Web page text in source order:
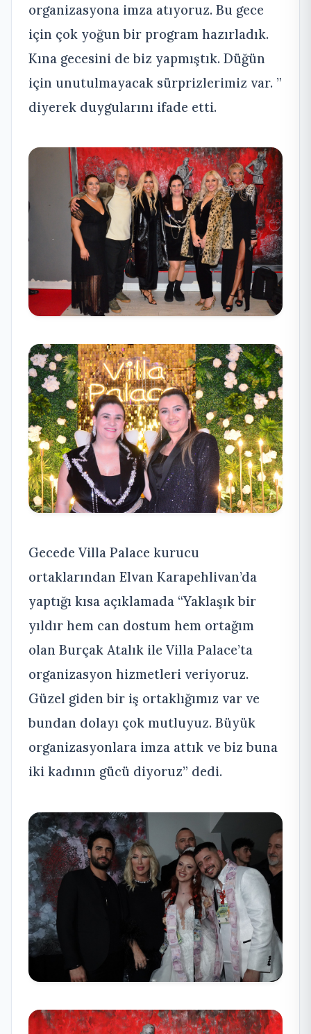
organizasyona imza atıyoruz. Bu gece
için çok yoğun bir program hazırladık.
Kına gecesini de biz yapmıştık. Düğün
için unutulmayacak sürprizlerimiz var. ”
diyerek duygularını ifade etti.
Gecede Villa Palace kurucu
ortaklarından Elvan Karapehlivan’da
yaptığı kısa açıklamada “Yaklaşık bir
yıldır hem can dostum hem ortağım
olan Burçak Atalık ile Villa Palace’ta
organizasyon hizmetleri veriyoruz.
Güzel giden bir iş ortaklığımız var ve
bundan dolayı çok mutluyuz. Büyük
organizasyonlara imza attık ve biz buna
iki kadının gücü diyoruz” dedi.